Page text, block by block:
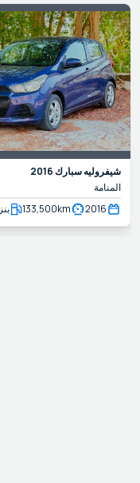
شيفروليهسبارك 2016
المنامة
2016
133,500km